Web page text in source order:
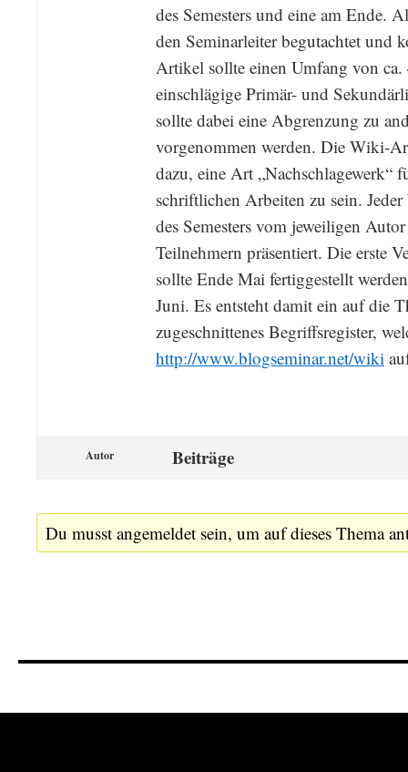
des Semesters und eine am Ende.
den Seminarleiter begutachtet und
Artikel sollte einen Umfang von ca.
einschlägige Primär- und
sollte dabei eine Abgrenzung zu
vorgenommen werden. Die Wiki-
dazu, eine Art „Nachschlagewerk“
schriftlichen Arbeiten zu sein.
des Semesters vom jeweiligen
Teilnehmern präsentiert. Die erste
sollte Ende Mai fertiggestellt
Juni. Es entsteht damit ein auf die
zugeschnittenes Begriffsregister,
http://www.blogseminar.net/wiki
Autor Beiträge
Du musst angemeldet sein, um auf dieses Thema